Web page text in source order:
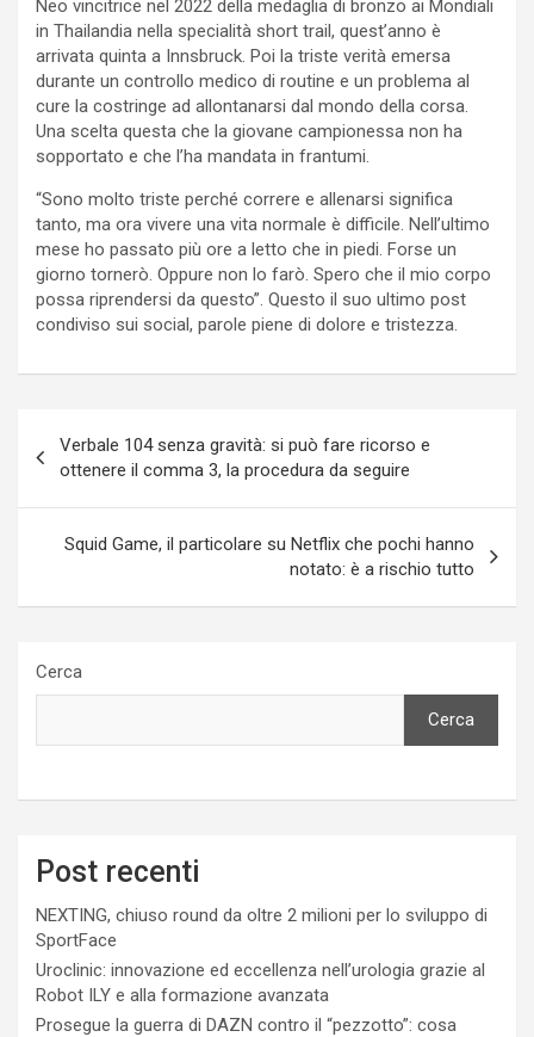
Neo vincitrice nel 2022 della medaglia di bronzo ai Mondiali
in Thailandia nella specialità short trail, quest’anno è
arrivata quinta a Innsbruck. Poi la triste verità emersa
durante un controllo medico di routine e un problema al
cure la costringe ad allontanarsi dal mondo della corsa.
Una scelta questa che la giovane campionessa non ha
sopportato e che l’ha mandata in frantumi.
“Sono molto triste perché correre e allenarsi significa
tanto, ma ora vivere una vita normale è difficile. Nell’ultimo
mese ho passato più ore a letto che in piedi. Forse un
giorno tornerò. Oppure non lo farò. Spero che il mio corpo
possa riprendersi da questo”. Questo il suo ultimo post
condiviso sui social, parole piene di dolore e tristezza.
articoli
Verbale 104 senza gravità: si può fare ricorso e
ottenere il comma 3, la procedura da seguire
Squid Game, il particolare su Netflix che pochi hanno
notato: è a rischio tutto
Cerca
Cerca
Post recenti
NEXTING, chiuso round da oltre 2 milioni per lo sviluppo di
SportFace
Uroclinic: innovazione ed eccellenza nell’urologia grazie al
Robot ILY e alla formazione avanzata
Prosegue la guerra di DAZN contro il “pezzotto”: cosa